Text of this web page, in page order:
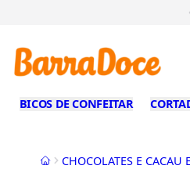
BICOS DE CONFEITAR
InícioCHOCOLATES E CACAU